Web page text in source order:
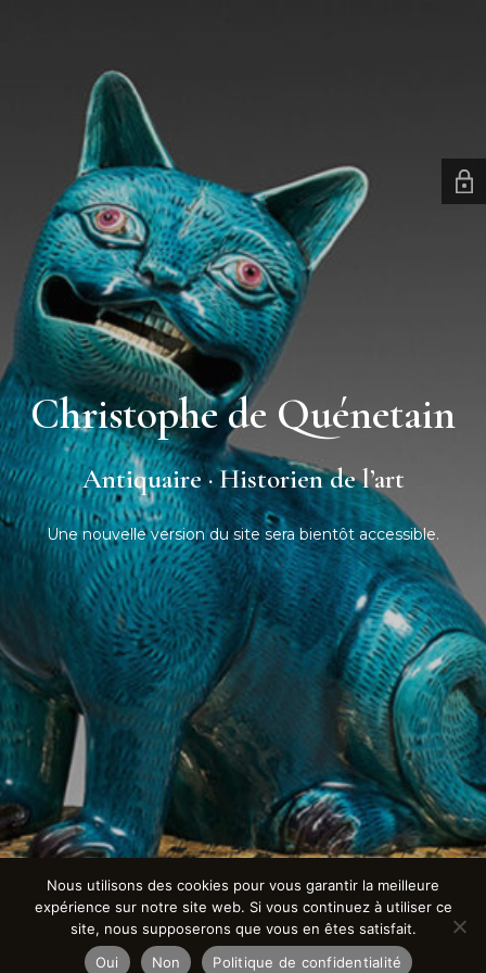
Christophe de Quénetain
Antiquaire · Historien de l’art
Une nouvelle version du site sera bientôt accessible.
Nous utilisons des cookies pour vous garantir la meilleure
expérience sur notre site web. Si vous continuez à utiliser ce
site, nous supposerons que vous en êtes satisfait.
Oui
Non Politique de confidentialité